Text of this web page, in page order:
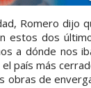
Romero dijo
dos
a dónde nos
país más
obras de